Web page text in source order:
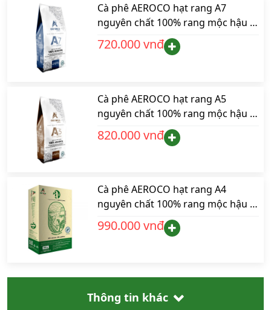
Cà phê AEROCO hạt rang A7
nguyên chất 100% rang mộc hậu vị
ngọt thơm quyến rũ, gói 500gr
phù hợp pha máy và pha phin
720.000 vnđ
Cà phê AEROCO hạt rang A5
nguyên chất 100% rang mộc hậu vị
ngọt thơm quyến rũ, hộp 500gr
phù hợp pha máy và pha phin
820.000 vnđ
Cà phê AEROCO hạt rang A4
nguyên chất 100% rang mộc hậu vị
ngọt thơm quyến rũ, hộp 500gr
pha máy và pha phin
990.000 vnđ
Thông tin khác